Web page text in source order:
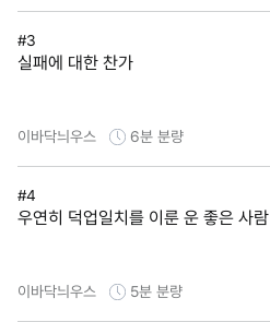
#3
실패에 대한 찬가
이바닥늬우스 6분 분량
#4
우연히 덕업일치를 이룬 운 좋은 사람
이바닥늬우스 5분 분량